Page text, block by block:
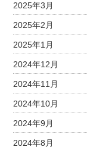
2025年3月
2025年2月
2025年1月
2024年12月
2024年11月
2024年10月
2024年9月
2024年8月